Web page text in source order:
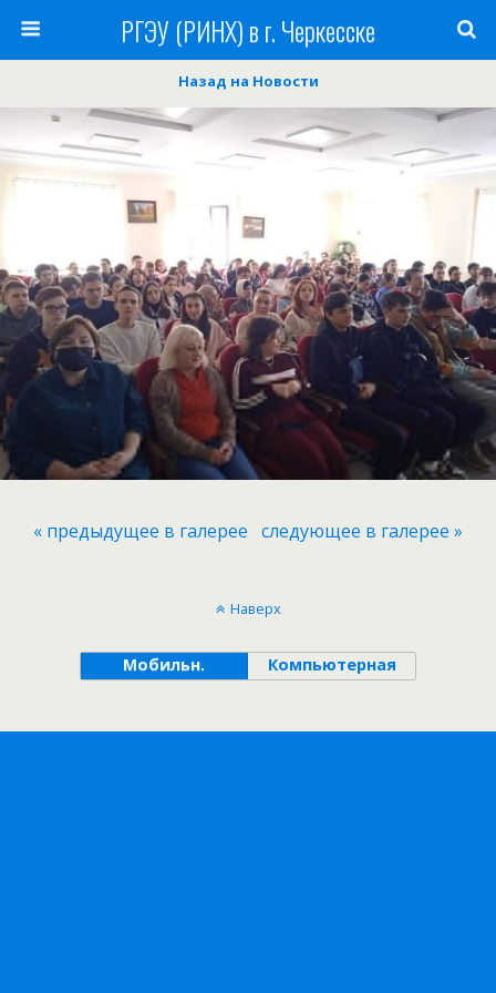
РГЭУ (РИНХ) в г. Черкесске
Назад на Новости
« предыдущее в галерее следующее в галерее »
Наверх
Мобильн. Компьютерная